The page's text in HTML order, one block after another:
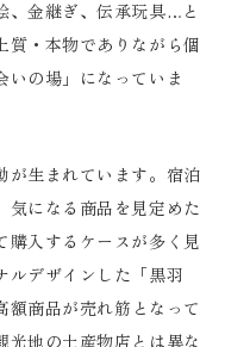
、金継ぎ、伝承玩具…と
質・本物でありながら個
いの場」になっていま
が生まれています。宿泊
気になる商品を見定めた
購入するケースが多く見
ルデザインした「黒羽
額商品が売れ筋となって
光地の土産物店とは異な